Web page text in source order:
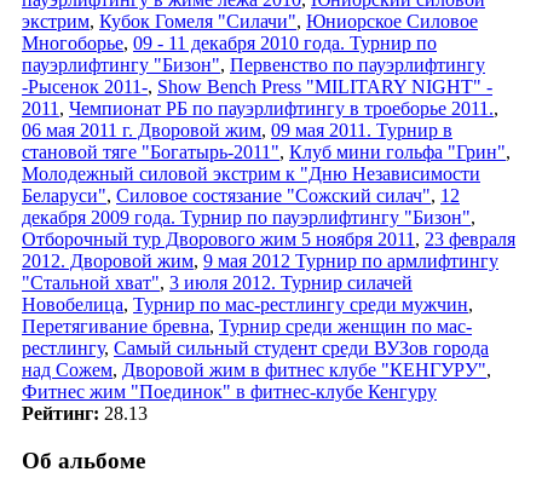
экстрим, Кубок Гомеля "Силачи", Юниорское Силовое
Многоборье, 09 - 11 декабря 2010 года. Турнир по
пауэрлифтингу "Бизон", Первенство по пауэрлифтингу
-Рысенок 2011-, Show Bench Press "MILITARY NIGHT" -
2011 , Чемпионат РБ по пауэрлифтингу в троеборье 2011.,
06 мая 2011 г. Дворовой жим, 09 мая 2011. Турнир в
становой тяге "Богатырь-2011", Клуб мини гольфа "Грин",
Молодежный силовой экстрим к "Дню Независимости
Беларуси", Силовое состязание "Сожский силач", 12
декабря 2009 года. Турнир по пауэрлифтингу "Бизон",
Отборочный тур Дворового жим 5 ноября 2011 , 23 февраля
2012. Дворовой жим, 9 мая 2012 Турнир по армлифтингу
"Стальной хват", 3 июля 2012. Турнир силачей
Новобелица, Турнир по мас-рестлингу среди мужчин,
Перетягивание бревна, Турнир среди женщин по мас-
рестлингу, Самый сильный студент среди ВУЗов города
над Сожем, Дворовой жим в фитнес клубе "КЕНГУРУ",
Фитнес жим "Поединок" в фитнес-клубе Кенгуру
Рейтинг: 28.13
Об альбоме